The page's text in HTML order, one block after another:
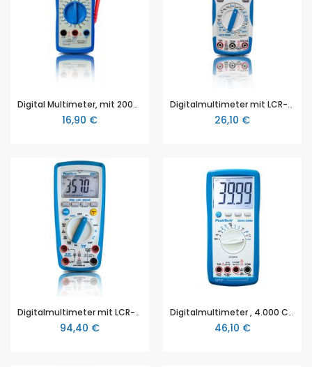
Digital Multimeter, mit 2000 Counts, 2.000 Counts, 300V AC/DC, 10A DC, TÜV/GS geprüft (P 1070)
16,90 €
Digitalmultimeter mit LCR-Meter, 6.000 Counts (P 1075)
26,10 €
Digitalmultimeter mit LCR-Meter, 6.000 Counts (P 2180)
94,40 €
Digitalmultimeter , 4.000 Counts , 600V AC/DC , 10A AC/DC - Auto-Range (P 3340)
46,10 €